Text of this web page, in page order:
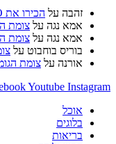
זהבה על הכירו את ALOKINO – מרכז לטיפולי אסתטיקה
אמא נגה על צומת
אמא נגה על צומת
בוריס בוחבוט על
אורנה על צומת
Youtube Instagram
אוכל
בלוגים
בריאות